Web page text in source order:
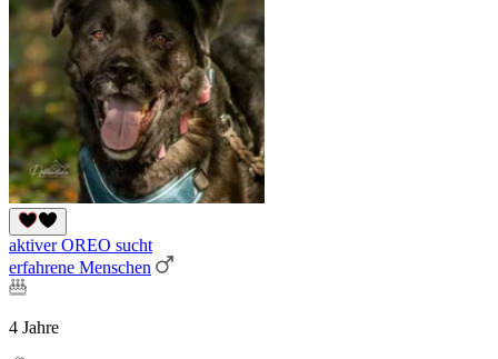
aktiver OREO sucht
erfahrene Menschen
4 Jahre